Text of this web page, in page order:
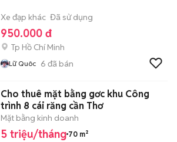
Xe đạp khác Đã sử dụng
950.000 đ
Tp Hồ Chí Minh
Lữ Quôc 6 đã bán
Cho thuê mặt bằng gơc khu Công
trình 8 cái răng cần Thơ
Mặt bằng kinh doanh
5 triệu/tháng 70 m²